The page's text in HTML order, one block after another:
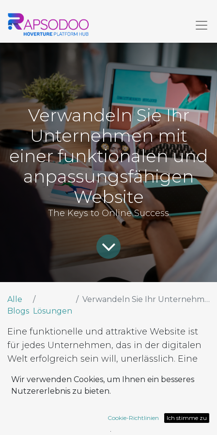
Verwandeln Sie Ihr
Unternehmen mit
einer funktionalen und
anpassungsfähigen
Website
The Keys to Online Success
Alle
Blogs Lösungen
Verwandeln Sie Ihr Unternehmen mit einer funktionalen und anpassungsfähigen Website
Eine funktionelle und attraktive Website ist
für jedes Unternehmen, das in der digitalen
Welt erfolgreich sein will, unerlässlich. Eine
Visitenkarte, sondern ist auch ein
anzuziehen, zu halten und in Kunden zu
Wir verwenden Cookies, um Ihnen ein besseres
Nutzererlebnis zu bieten.
Cookie-Richtlinien Ich stimme zu